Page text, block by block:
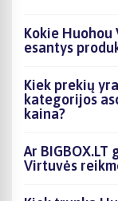
Kokie
esantys
Kiek prekių
kategorijos
kaina?
Ar
Virtuvės